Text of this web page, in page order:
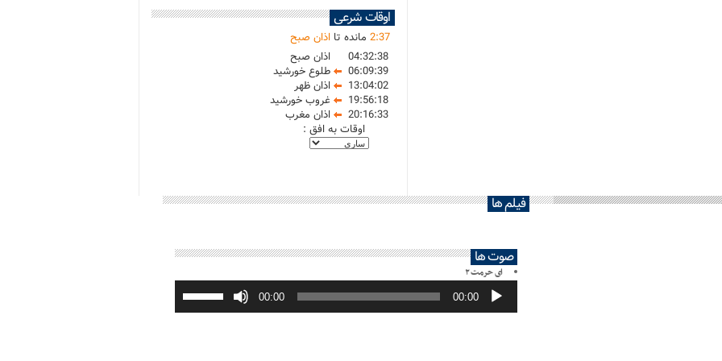
اوقات شرعی
2:37 مانده تا اذان صبح
04:32:38
اذان صبح
06:09:39
طلوع خورشید
13:04:02
اذان ظهر
19:56:18
غروب خورشید
20:16:33
اذان مغرب
اوقات به افق :
فیلم ها
صوت ها
ای حرمت ۲
پخش‌کننده
صوت 00:00
00:00
برای
افزایش
یا
صدا